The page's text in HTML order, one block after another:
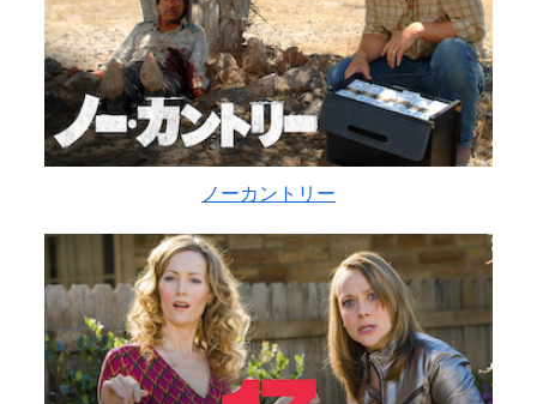
ノーカントリー